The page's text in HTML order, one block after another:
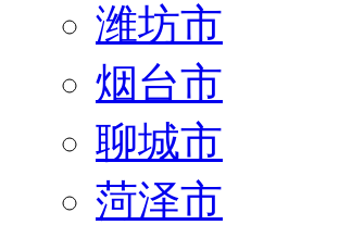
潍坊市
烟台市
聊城市
菏泽市